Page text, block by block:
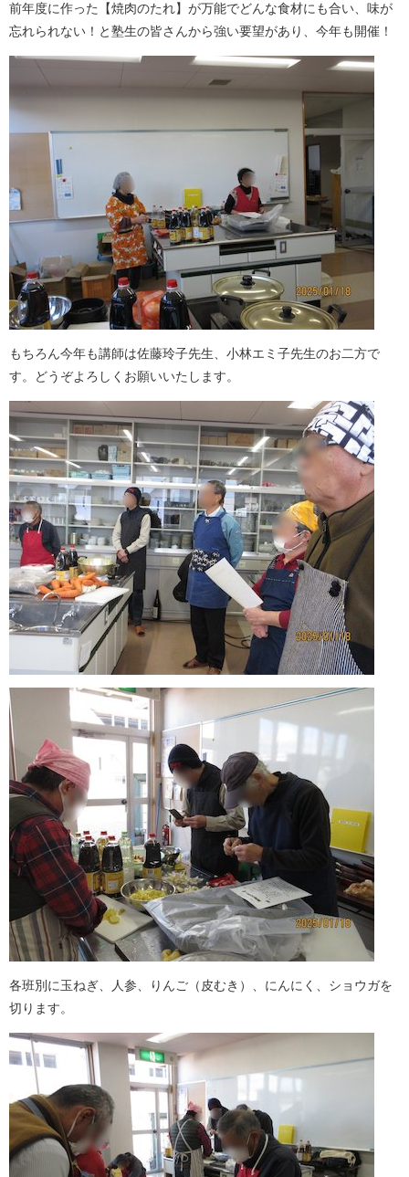
前年度に作った【焼肉のたれ】が万能でどんな食材にも合い、味が
忘れられない！と塾生の皆さんから強い要望があり、今年も開催！
もちろん今年も講師は佐藤玲子先生、小林エミ子先生のお二方で
す。どうぞよろしくお願いいたします。
各班別に玉ねぎ、人参、りんご（皮むき）、にんにく、ショウガを
切ります。